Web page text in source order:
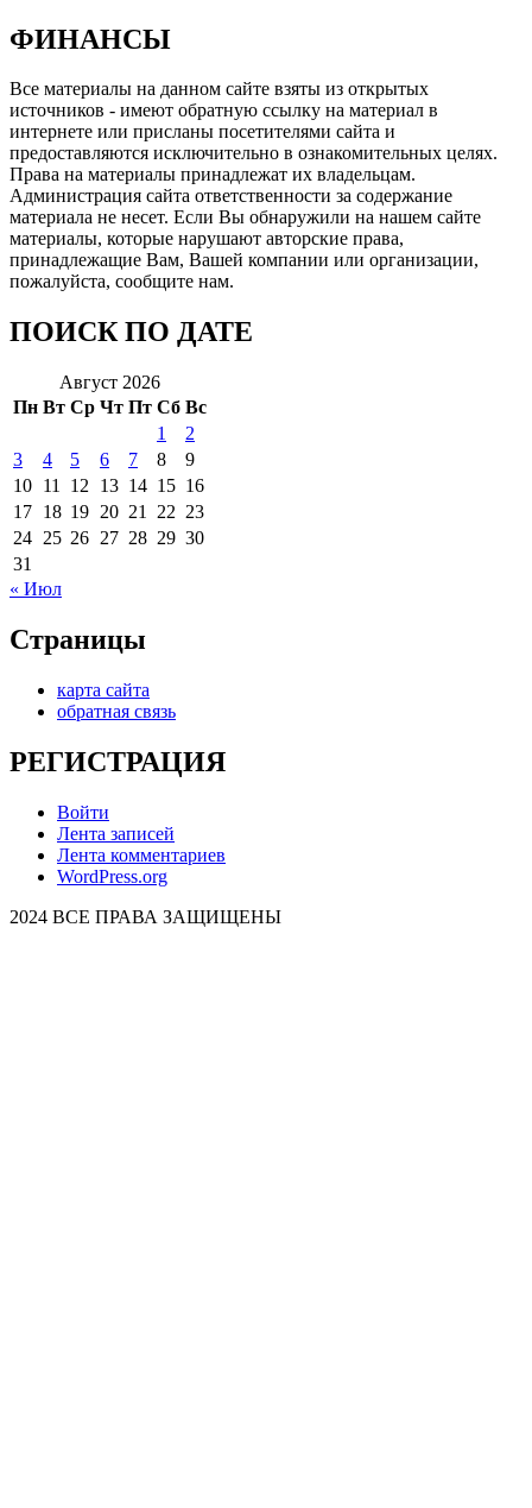
ФИНАНСЫ
Все материалы на данном сайте взяты из открытых
источников - имеют обратную ссылку на материал в
интернете или присланы посетителями сайта и
предоставляются исключительно в ознакомительных целях.
Права на материалы принадлежат их владельцам.
Администрация сайта ответственности за содержание
материала не несет. Если Вы обнаружили на нашем сайте
материалы, которые нарушают авторские права,
принадлежащие Вам, Вашей компании или организации,
пожалуйста, сообщите нам.
ПОИСК ПО ДАТЕ
Август 2026
Пн Вт Ср Чт Пт Сб Вс
1
2
3
4 5 6 7 8
9
10 11 12 13 14 15 16
17 18 19 20 21 22 23
24 25 26 27 28 29 30
31
« Июл
Страницы
карта сайта
обратная связь
РЕГИСТРАЦИЯ
Войти
Лента записей
Лента комментариев
WordPress.org
2024 ВСЕ ПРАВА ЗАЩИЩЕНЫ